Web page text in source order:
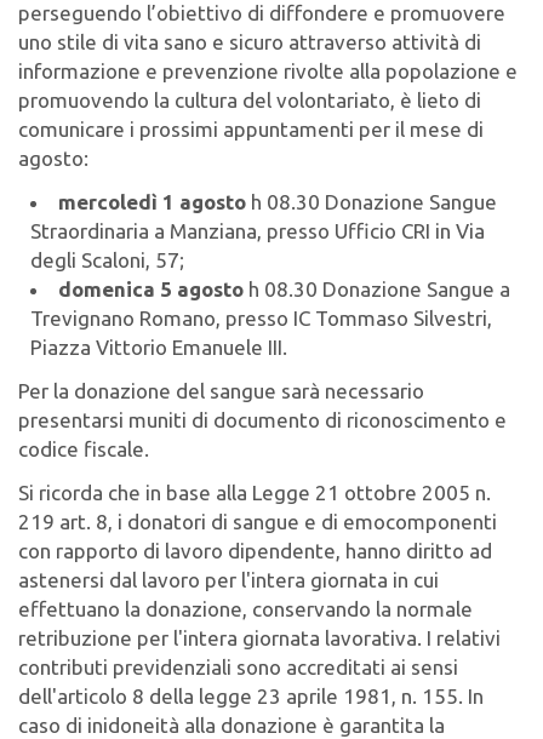
perseguendo l’obiettivo di diffondere e promuovere
uno stile di vita sano e sicuro attraverso attività di
informazione e prevenzione rivolte alla popolazione e
promuovendo la cultura del volontariato, è lieto di
comunicare i prossimi appuntamenti per il mese di
agosto:
mercoledì 1 agosto h 08.30 Donazione Sangue
Straordinaria a Manziana, presso Ufficio CRI in Via
degli Scaloni, 57;
domenica 5 agosto h 08.30 Donazione Sangue a
Trevignano Romano, presso IC Tommaso Silvestri,
Piazza Vittorio Emanuele III.
Per la donazione del sangue sarà necessario
presentarsi muniti di documento di riconoscimento e
codice fiscale.
Si ricorda che in base alla Legge 21 ottobre 2005 n.
219 art. 8, i donatori di sangue e di emocomponenti
con rapporto di lavoro dipendente, hanno diritto ad
astenersi dal lavoro per l'intera giornata in cui
effettuano la donazione, conservando la normale
retribuzione per l'intera giornata lavorativa. I relativi
contributi previdenziali sono accreditati ai sensi
dell'articolo 8 della legge 23 aprile 1981, n. 155. In
caso di inidoneità alla donazione è garantita la